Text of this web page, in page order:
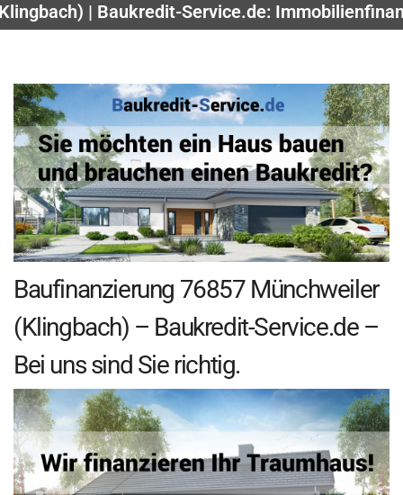
| Baukredit-Service.de:
Baufinanzierung 76857 Münchweiler
(Klingbach) – Baukredit-Service.de –
Bei uns sind Sie richtig.